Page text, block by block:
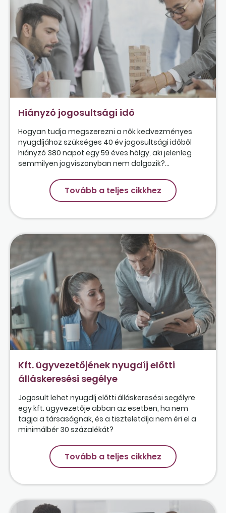
Hiányzó jogosultsági idő
Hogyan tudja megszerezni a nők kedvezményes
nyugdíjához szükséges 40 év jogosultsági időből
hiányzó 380 napot egy 59 éves hölgy, aki jelenleg
semmilyen jogviszonyban nem dolgozik?...
Tovább a teljes cikkhez
Kft. ügyvezetőjének nyugdíj előtti
álláskeresési segélye
Jogosult lehet nyugdíj előtti álláskeresési segélyre
egy kft. ügyvezetője abban az esetben, ha nem
tagja a társaságnak, és a tiszteletdíja nem éri el a
minimálbér 30 százalékát?
Tovább a teljes cikkhez